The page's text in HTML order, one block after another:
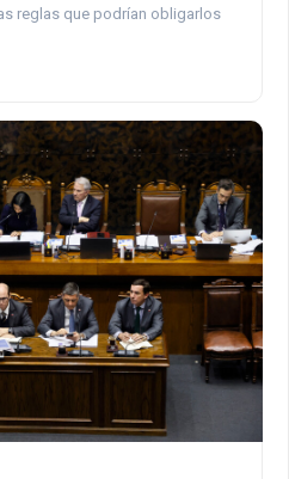
reglas que podrían obligarlos